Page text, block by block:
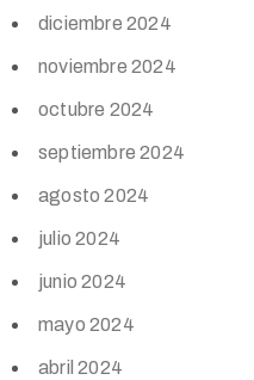
diciembre 2024
noviembre 2024
octubre 2024
septiembre 2024
agosto 2024
julio 2024
junio 2024
mayo 2024
abril 2024